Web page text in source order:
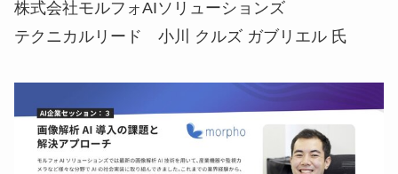
株式会社モルフォAIソリューションズ
テクニカルリード 小川 クルズ ガブリエル 氏